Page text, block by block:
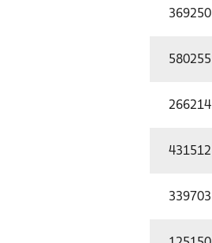
369250
580255
266214
431512
339703